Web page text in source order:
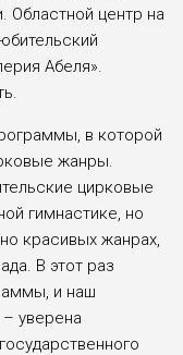
Областной центр на
Абеля».
в которой
жанры.
цирковые
гимнастике, но
красивых жанрах,
В этот раз
и наш
– уверена